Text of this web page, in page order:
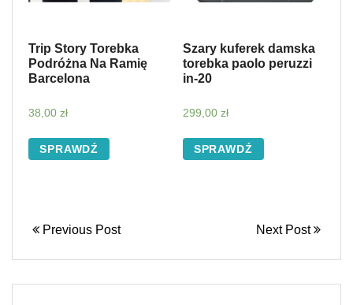
Trip Story Torebka
Podróżna Na Ramię
Barcelona
38,00 zł
SPRAWDŹ
Szary kuferek damska
torebka paolo peruzzi
in-20
299,00 zł
SPRAWDŹ
Previous Post Next Post